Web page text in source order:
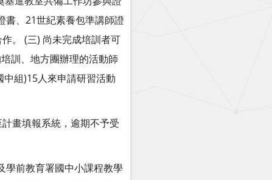
書、21世紀素養包準講師證
。 (三) 尚未完成培訓者可
訓、地方團辦理的活動師
組)15人來申請研習活動
畫填報系統，逾期不予受
前教育署國中小課程教學